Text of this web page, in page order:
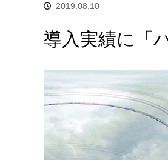
2019.08.10
導入実績に「